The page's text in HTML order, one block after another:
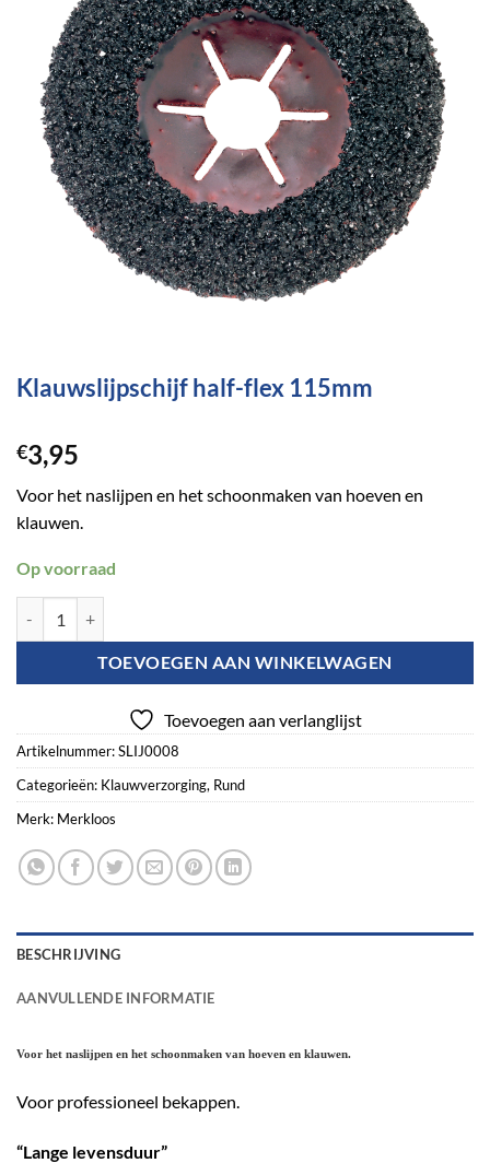
Klauwslijpschijf half-flex 115mm
€3,95
Voor het naslijpen en het schoonmaken van hoeven en
klauwen.
Op voorraad
TOEVOEGEN AAN WINKELWAGEN
Toevoegen aan verlanglijst
Artikelnummer:SLIJ0008
Categorieën: Klauwverzorging, Rund
Merk: Merkloos
BESCHRIJVING
AANVULLENDE INFORMATIE
Voor het naslijpen en het schoonmaken van hoeven en klauwen.
Voor professioneel bekappen.
“Lange levensduur”